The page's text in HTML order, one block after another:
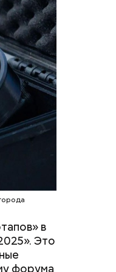
в
Это
форума
этаж,